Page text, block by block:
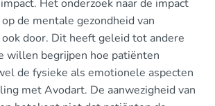
Het onderzoek naar de impact
de mentale gezondheid van
door. Dit heeft geleid tot andere
willen begrijpen hoe patiënten
de fysieke als emotionele aspecten
met Avodart. De aanwezigheid van